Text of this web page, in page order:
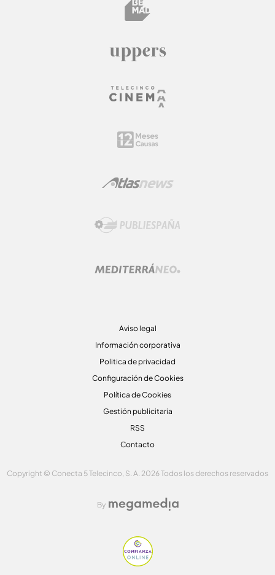
Aviso legal
Información corporativa
Politica de privacidad
Configuración de Cookies
Política de Cookies
Gestión publicitaria
RSS
Contacto
Copyright © Conecta 5 Telecinco, S. A. 2026 Todos los derechos reservados
By